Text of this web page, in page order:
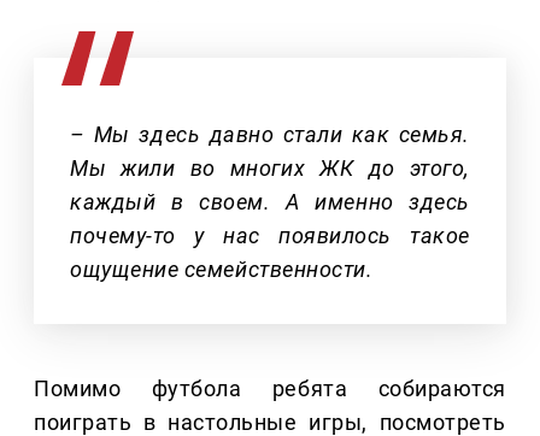
– Мы здесь давно стали как семья.
Мы жили во многих ЖК до этого,
каждый в своем. А именно здесь
почему-то у нас появилось такое
ощущение семейственности.
Помимо футбола ребята собираются
поиграть в настольные игры, посмотреть